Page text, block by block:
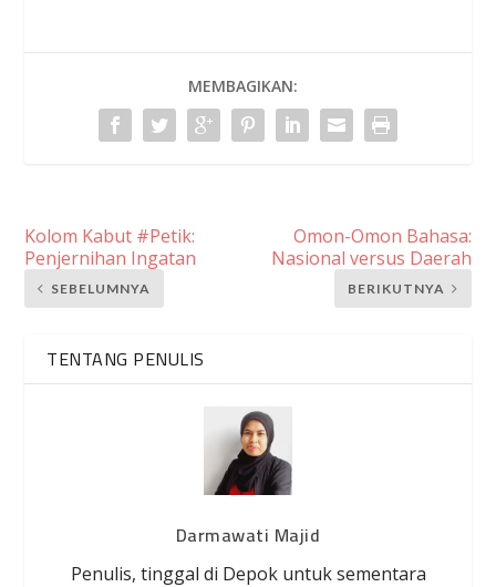
MEMBAGIKAN:
Kolom Kabut #Petik:
Penjernihan Ingatan
SEBELUMNYA
Omon-Omon Bahasa:
Nasional versus Daerah
BERIKUTNYA
TENTANG PENULIS
Darmawati Majid
Penulis, tinggal di Depok untuk sementara